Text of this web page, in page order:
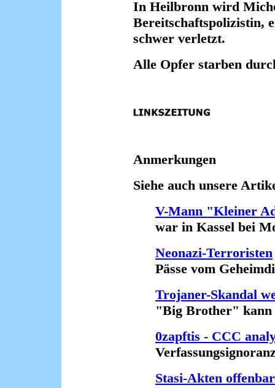
In Heilbronn wird
Bereitschaftspolizistin,
schwer verletzt.
Alle Opfer starben
Anmerkungen
Siehe auch unsere
V-Mann "Kleiner
war in Kassel bei
Neonazi-Terroristen
Pässe vom
Trojaner-Skandal
"Big Brother" kann
0zapftis - CCC
Verfassungsignoranz
Stasi-Akten